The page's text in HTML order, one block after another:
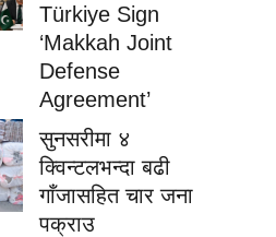
Türkiye Sign
‘Makkah Joint
Defense
Agreement’
सुनसरीमा ४
क्विन्टलभन्दा बढी
गाँजासहित चार जना
पक्राउ